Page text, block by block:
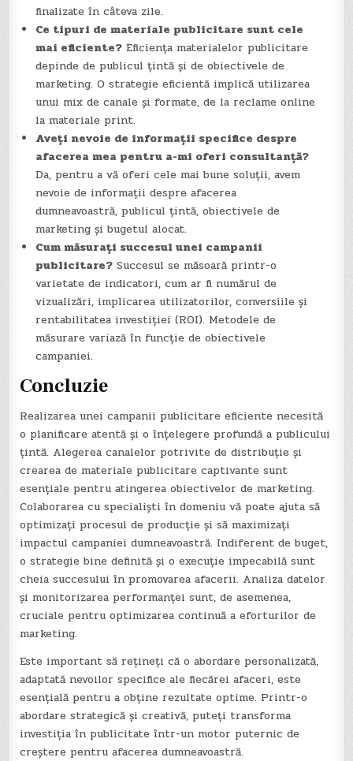
finalizate în câteva zile.
Ce tipuri de materiale publicitare sunt cele
mai eficiente? Eficiența materialelor publicitare
depinde de publicul țintă și de obiectivele de
marketing. O strategie eficientă implică utilizarea
unui mix de canale și formate, de la reclame online
la materiale print.
Aveți nevoie de informații specifice despre
afacerea mea pentru a-mi oferi consultanță?
Da, pentru a vă oferi cele mai bune soluții, avem
nevoie de informații despre afacerea
dumneavoastră, publicul țintă, obiectivele de
marketing și bugetul alocat.
Cum măsurați succesul unei campanii
publicitare? Succesul se măsoară printr-o
varietate de indicatori, cum ar fi numărul de
vizualizări, implicarea utilizatorilor, conversiile și
rentabilitatea investiției (ROI). Metodele de
măsurare variază în funcție de obiectivele
campaniei.
Concluzie
Realizarea unei campanii publicitare eficiente necesită
o planificare atentă și o înțelegere profundă a publicului
țintă. Alegerea canalelor potrivite de distribuție și
crearea de materiale publicitare captivante sunt
esențiale pentru atingerea obiectivelor de marketing.
Colaborarea cu specialiști în domeniu vă poate ajuta să
optimizați procesul de producție și să maximizați
impactul campaniei dumneavoastră. Indiferent de buget,
o strategie bine definită și o execuție impecabilă sunt
cheia succesului în promovarea afacerii. Analiza datelor
și monitorizarea performanței sunt, de asemenea,
cruciale pentru optimizarea continuă a eforturilor de
marketing.
Este important să rețineți că o abordare personalizată,
adaptată nevoilor specifice ale fiecărei afaceri, este
esențială pentru a obține rezultate optime. Printr-o
abordare strategică și creativă, puteți transforma
investiția în publicitate într-un motor puternic de
creștere pentru afacerea dumneavoastră.